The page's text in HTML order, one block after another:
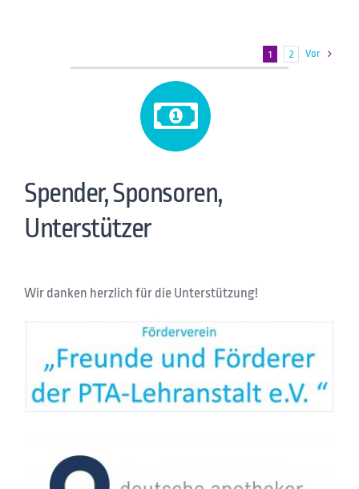
1 2 Vor
Spender, Sponsoren,
Unterstützer
Wir danken herzlich für die Unterstützung!